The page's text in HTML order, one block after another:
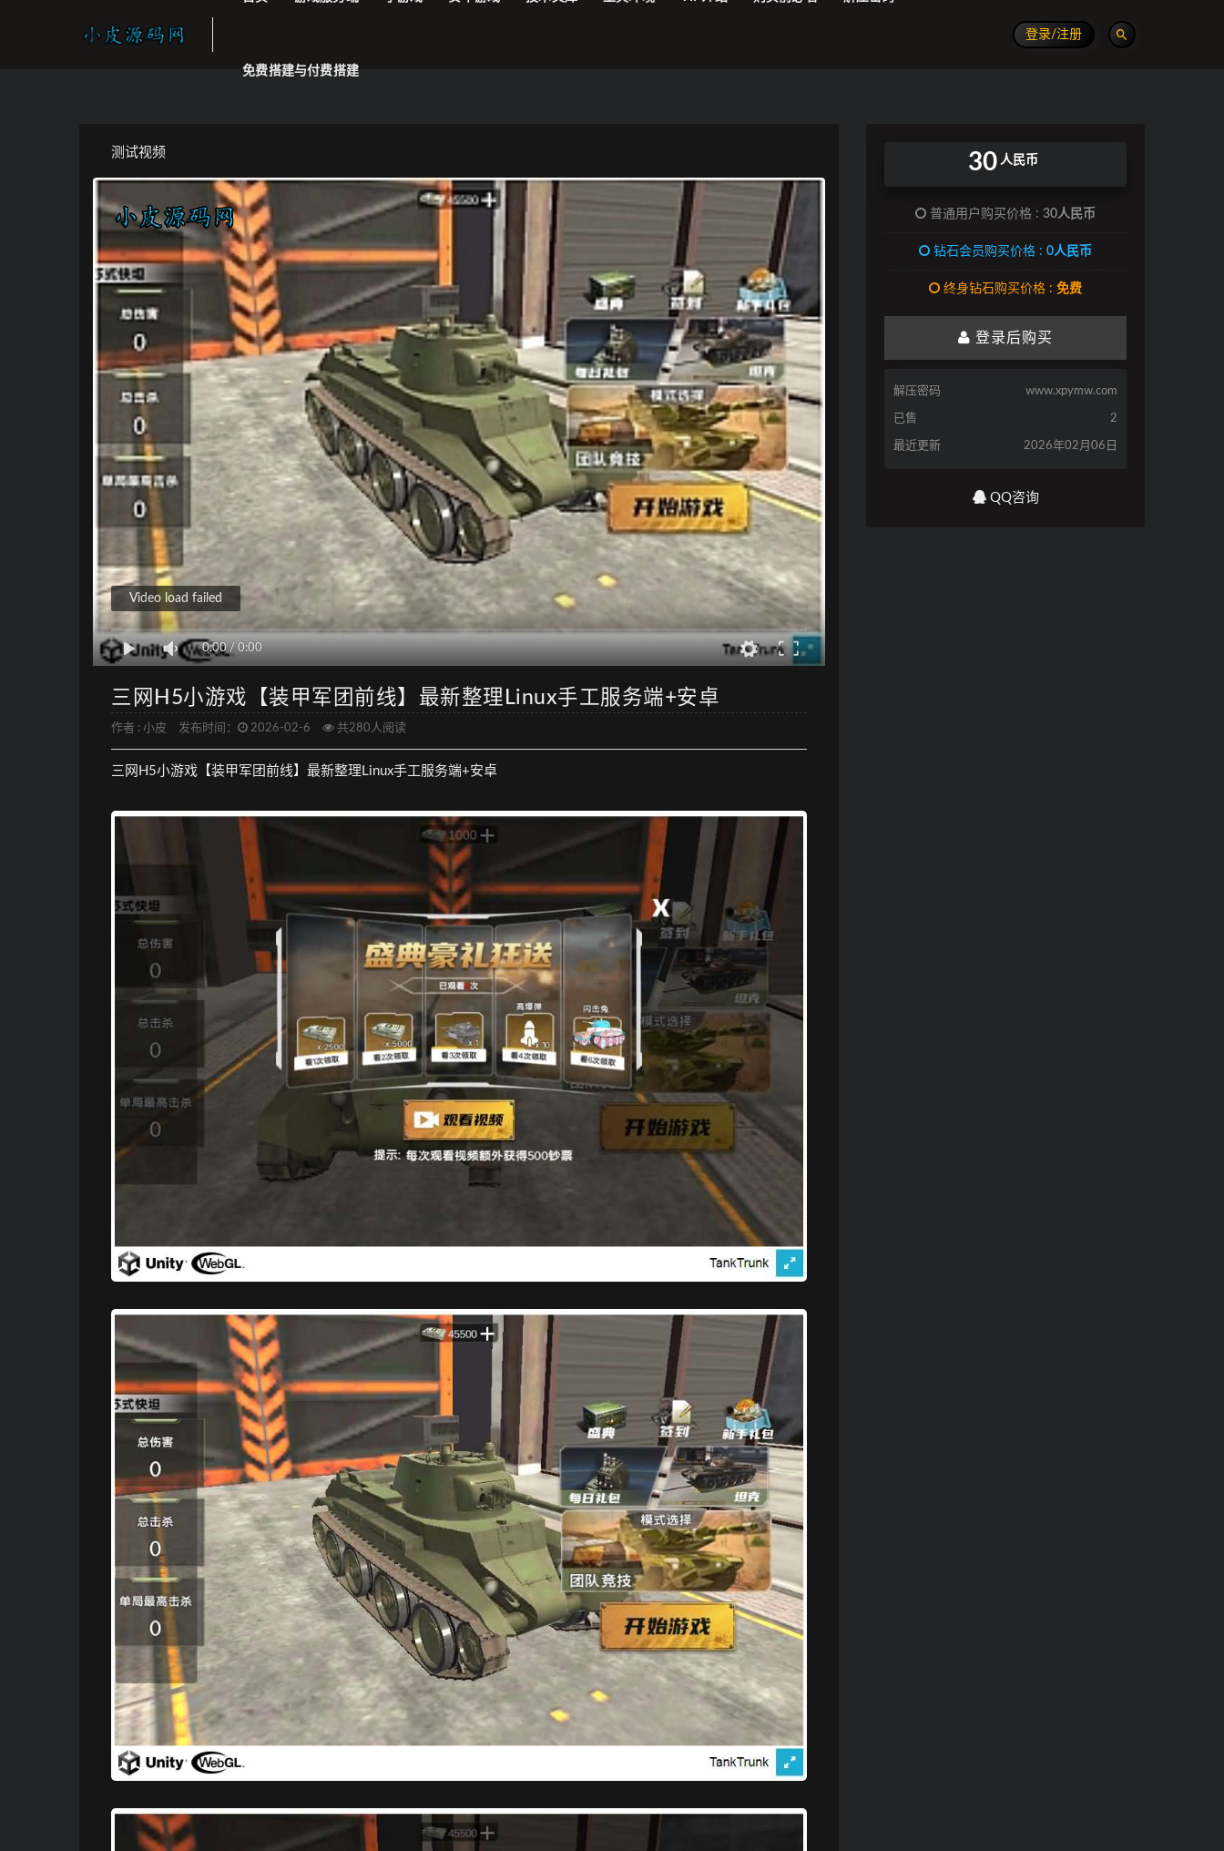
免费搭建与付费搭建
登录/注册
测试视频
0:00/ 0:00
Video load failed
三网H5小游戏【装甲军团前线】最新整理Linux手工服务端+安卓
作者 : 小皮 发布时间： 2026-02-6 共280人阅读
三网H5小游戏【装甲军团前线】最新整理Linux手工服务端+安卓
30 人民币
普通用户购买价格 : 30人民币
钻石会员购买价格 : 0人民币
终身钻石购买价格 : 免费
登录后购买
解压密码 www.xpymw.com
已售 2
最近更新 2026年02月06日
QQ咨询